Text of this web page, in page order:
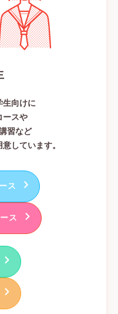
生向けに
ースや
習など
しています。
ス
ス